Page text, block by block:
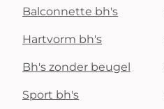
Balconnette bh's
Hartvorm bh's
Bh's zonder beugel
Sport bh's